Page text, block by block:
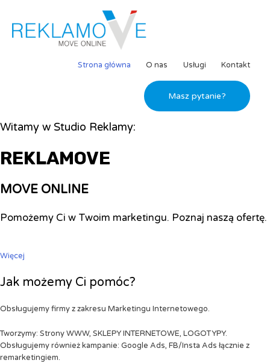
Strona główna O nas Usługi Kontakt
Masz pytanie?
Witamy w Studio Reklamy:
REKLAMOVE
MOVE ONLINE
Pomożemy Ci w Twoim marketingu. Poznaj naszą ofertę.
Więcej
Jak możemy Ci pomóc?
Obsługujemy firmy z zakresu Marketingu Internetowego.
Tworzymy: Strony WWW, SKLEPY INTERNETOWE, LOGOTYPY.
Obsługujemy również kampanie: Google Ads, FB/Insta Ads łącznie z
remarketingiem.